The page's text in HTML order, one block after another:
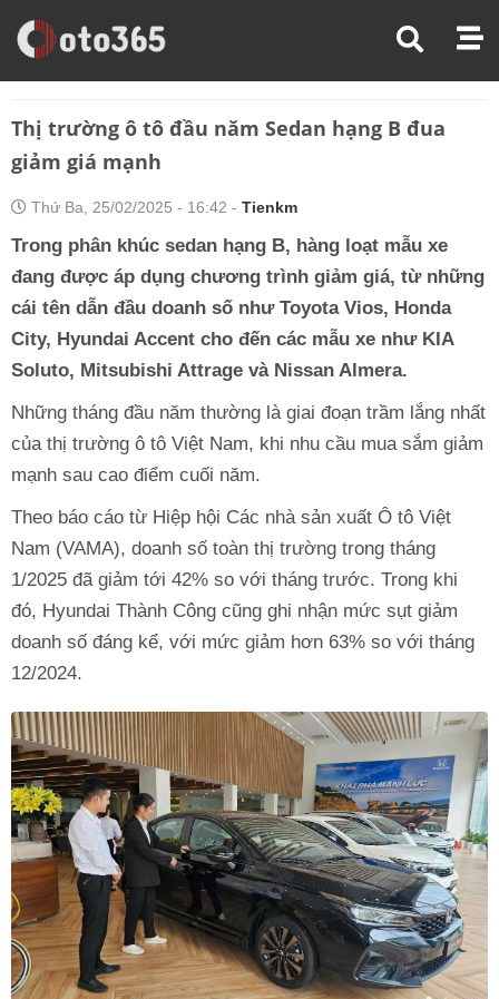
Trang Chủ
Thị Trường Xe
Thị trường ô tô đầu năm Sedan hạng B đua
giảm giá mạnh
Thứ Ba, 25/02/2025 - 16:42 - Tienkm
Trong phân khúc sedan hạng B, hàng loạt mẫu xe
đang được áp dụng chương trình giảm giá, từ những
cái tên dẫn đầu doanh số như Toyota Vios, Honda
City, Hyundai Accent cho đến các mẫu xe như KIA
Soluto, Mitsubishi Attrage và Nissan Almera.
Những tháng đầu năm thường là giai đoạn trầm lắng nhất
của thị trường ô tô Việt Nam, khi nhu cầu mua sắm giảm
mạnh sau cao điểm cuối năm.
Theo báo cáo từ Hiệp hội Các nhà sản xuất Ô tô Việt
Nam (VAMA), doanh số toàn thị trường trong tháng
1/2025 đã giảm tới 42% so với tháng trước. Trong khi
đó, Hyundai Thành Công cũng ghi nhận mức sụt giảm
doanh số đáng kể, với mức giảm hơn 63% so với tháng
12/2024.